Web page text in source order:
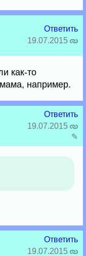
Ответить
19.07.2015
как-то
например.
Ответить
19.07.2015
✎
Ответить
19.07.2015